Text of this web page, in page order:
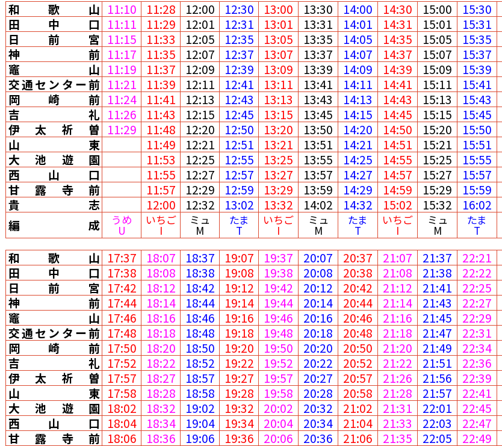
和歌山 11:10 11:28 12:00 12:30 13:00 13:30 14:00 14:30 15:00 15:30
田中口 11:11 11:29 12:01 12:31 13:01 13:31 14:01 14:31 15:01 15:31
日前宮 11:15 11:33 12:05 12:35 13:05 13:35 14:05 14:35 15:05 15:35
神前 11:17 11:35 12:07 12:37 13:07 13:37 14:07 14:37 15:07 15:37
竈山 11:19 11:37 12:09 12:39 13:09 13:39 14:09 14:39 15:09 15:39
交通センター前 11:21 11:39 12:11 12:41 13:11 13:41 14:11 14:41 15:11 15:41
岡崎前 11:24 11:41 12:13 12:43 13:13 13:43 14:13 14:43 15:13 15:43
吉礼 11:26 11:43 12:15 12:45 13:15 13:45 14:15 14:45 15:15 15:45
伊太祈曽 11:29 11:48 12:20 12:50 13:20 13:50 14:20 14:50 15:20 15:50
山東
11:49 12:21 12:51 13:21 13:51 14:21 14:51 15:21 15:51
大池遊園
11:53 12:25 12:55 13:25 13:55 14:25 14:55 15:25 15:55
西山口
11:55 12:27 12:57 13:27 13:57 14:27 14:57 15:27 15:57
甘露寺前
11:57 12:29 12:59 13:29 13:59 14:29 14:59 15:29 15:59
貴志
12:00 12:32 13:02 13:32 14:02 14:32 15:02 15:32 16:02
編成
うめ
U
いちご
I
ミュ
M
たま
T
いちご
I
ミュ
M
たま
T
いちご
I
ミュ
M
たま
T
和歌山 17:37 18:07 18:37 19:07 19:37 20:07 20:37 21:07 21:37 22:21
田中口 17:38 18:08 18:38 19:08 19:38 20:08 20:38 21:08 21:38 22:22
日前宮 17:42 18:12 18:42 19:12 19:42 20:12 20:42 21:12 21:41 22:25
神前 17:44 18:14 18:44 19:14 19:44 20:14 20:44 21:14 21:43 22:27
竈山 17:46 18:16 18:46 19:16 19:46 20:16 20:46 21:16 21:45 22:29
交通センター前 17:48 18:18 18:48 19:18 19:48 20:18 20:48 21:18 21:47 22:31
岡崎前 17:50 18:20 18:50 19:20 19:50 20:20 20:50 21:20 21:49 22:34
吉礼 17:52 18:22 18:52 19:22 19:52 20:22 20:52 21:22 21:51 22:36
伊太祈曽 17:57 18:27 18:57 19:27 19:57 20:27 20:57 21:26 21:56 22:39
山東 17:58 18:28 18:58 19:28 19:58 20:28 20:58 21:28 21:57 22:41
大池遊園 18:02 18:32 19:02 19:32 20:02 20:32 21:02 21:31 22:01 22:45
西山口 18:04 18:34 19:04 19:34 20:04 20:34 21:04 21:33 22:03 22:47
甘露寺前 18:06 18:36 19:06 19:36 20:06 20:36 21:06 21:35 22:05 22:49